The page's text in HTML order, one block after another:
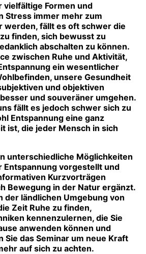
vielfältige Formen und
Stress immer mehr zum
werden, fällt es oft schwer die
finden, sich bewusst zu
abschalten zu können.
zwischen Ruhe und Aktivität,
ein wesentlicher
unsere Gesundheit
und objektiven
und souveräner umgehen.
fällt es jedoch schwer sich zu
Entspannung eine ganz
ist, die jeder Mensch in sich
unterschiedliche Möglichkeiten
Entspannung vorgestellt und
Kurzvorträgen
Bewegung in der Natur ergänzt.
der ländlichen Umgebung von
Zeit Ruhe zu finden,
kennenzulernen, die Sie
anwenden können und
Sie das Seminar um neue Kraft
auf sich zu achten.